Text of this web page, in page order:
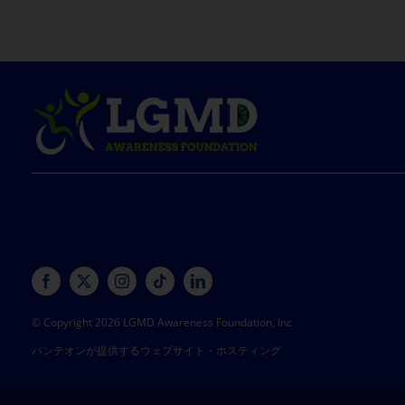
© Copyright 2026 LGMD Awareness Foundation, Inc
パンテオンが提供するウェブサイト・ホスティング